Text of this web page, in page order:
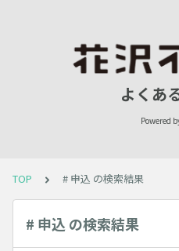
よくあ
Powered
TOP # 申込 の検索結果
# 申込 の検索結果